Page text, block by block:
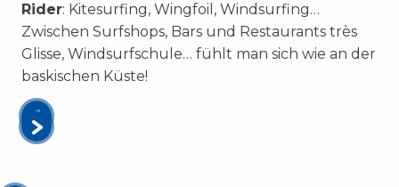
Rider: Kitesurfing, Wingfoil, Windsurfing…
Zwischen Surfshops, Bars und Restaurants très
Glisse, Windsurfschule… fühlt man sich wie an der
baskischen Küste!